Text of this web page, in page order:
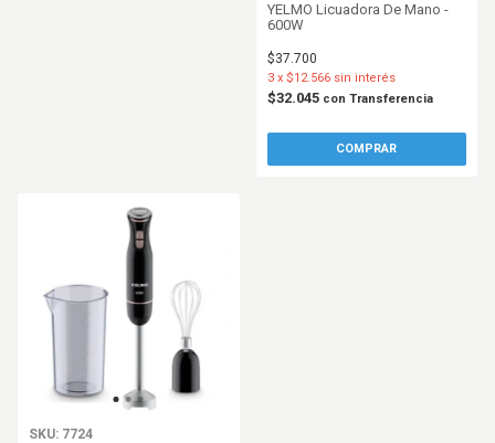
YELMO Licuadora De Mano -
600W
$37.700
$32.045 con Transferencia
3 x $12.566 sin interés
SKU: 7724